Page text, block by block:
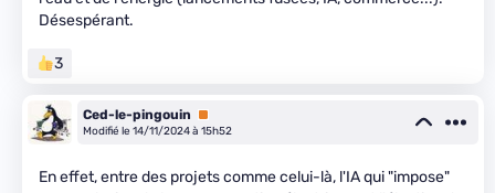
Désespérant.
3
Ced-le-pingouin
Premium
Modifié le 14/11/2024 à 15h52
En effet, entre des projets comme celui-là, l'IA qui "impose"